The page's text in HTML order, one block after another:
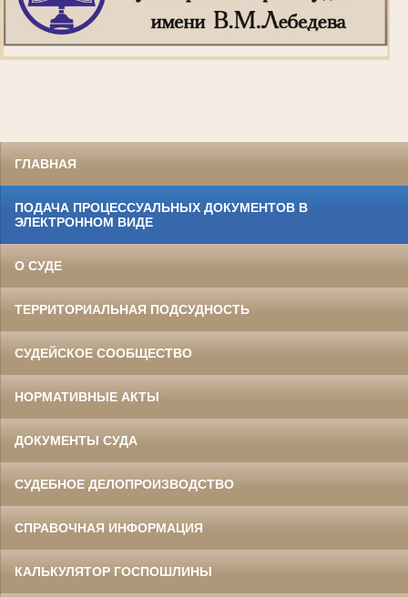
ГЛАВНАЯ
ПОДАЧА ПРОЦЕССУАЛЬНЫХ ДОКУМЕНТОВ В
ЭЛЕКТРОННОМ ВИДЕ
О СУДЕ
ТЕРРИТОРИАЛЬНАЯ ПОДСУДНОСТЬ
СУДЕЙСКОЕ СООБЩЕСТВО
НОРМАТИВНЫЕ АКТЫ
ДОКУМЕНТЫ СУДА
СУДЕБНОЕ ДЕЛОПРОИЗВОДСТВО
СПРАВОЧНАЯ ИНФОРМАЦИЯ
КАЛЬКУЛЯТОР ГОСПОШЛИНЫ